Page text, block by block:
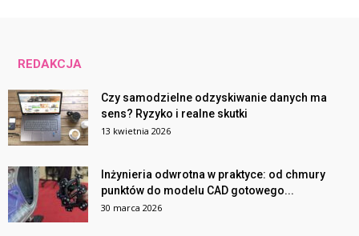
REDAKCJA
Czy samodzielne odzyskiwanie danych ma
sens? Ryzyko i realne skutki
13 kwietnia 2026
Inżynieria odwrotna w praktyce: od chmury
punktów do modelu CAD gotowego...
30 marca 2026